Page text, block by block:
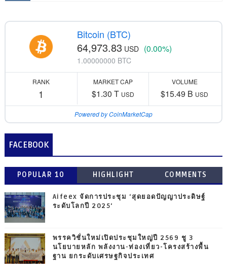
Bitcoin (BTC)
64,973.83 USD (0.00%)
1.00000000 BTC
RANK
1
MARKET CAP
$1.30 T USD
VOLUME
$15.49 B USD
Powered by CoinMarketCap
FACEBOOK
POPULAR 10 HIGHLIGHT COMMENTS
Aifeex จัดการประชุม ‘สุดยอดปัญญาประดิษฐ์
ระดับโลกปี 2025‘
พรรควิชั่นใหม่เปิดประชุมใหญ่ปี 2569 ชู 3
นโยบายหลัก พลังงาน-ท่องเที่ยว-โครงสร้างพื้น
ฐาน ยกระดับเศรษฐกิจประเทศ